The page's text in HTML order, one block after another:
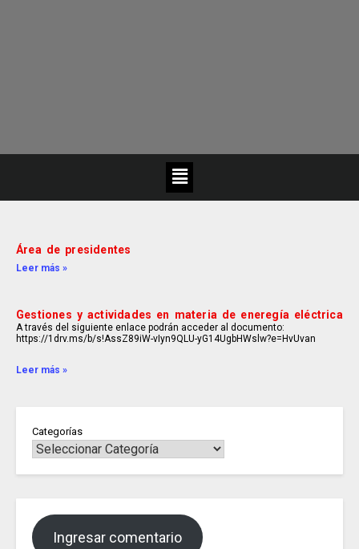
Área de presidentes
Leer más »
Gestiones y actividades en materia de eneregía eléctrica
A través del siguiente enlace podrán acceder al documento:
https://1drv.ms/b/s!AssZ89iW-vIyn9QLU-yG14UgbHWslw?e=HvUvan
Leer más »
Categorías
Ingresar comentario